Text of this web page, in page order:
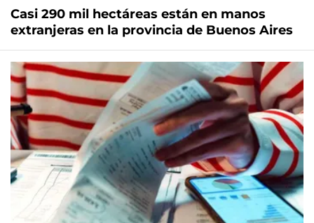
Casi 290 mil hectáreas están en manos
extranjeras en la provincia de Buenos Aires